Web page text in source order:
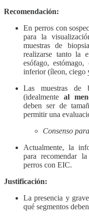
Recomendación:
En perros con
para la
muestras de
realizarse tanto la
esófago,
inferior (íleon, ciego
Las muestras de
(idealmente al
deben ser de
permitir una
Consenso
Actualmente, la
para recomendar
perros con EIC.
Justificación:
La presencia y
qué segmentos